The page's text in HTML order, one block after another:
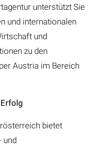
unterstützt Sie
und internationalen
und
zu den
Austria im Bereich
bietet
und